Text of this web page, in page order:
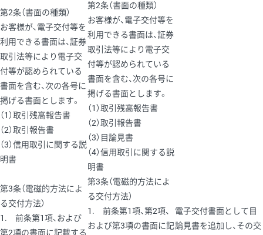
第2条（書面の種類）
お客様が、電子交付等を
利用できる書面は、証券
取引法等により電子交
付等が認められている
書面を含む、次の各号に
掲げる書面とします。
（1）取引残高報告書
（2）取引報告書
（3）信用取引に関する説
明書
第2条（書面の種類）
お客様が、電子交付等を
利用できる書面は、証券
取引法等により電子交
付等が認められている
書面を含む、次の各号に
掲げる書面とします。
（1）取引残高報告書
（2）取引報告書
（3）目論見書
（4）信用取引に関する説
明書
電子交付書面として目
論見書を追加し、その交
第3条（電磁的方法によ
る交付方法）
1. 前条第1項、および
第2項の書面に記載する
第3条（電磁的方法によ
る交付方法）
1. 前条第1項、第2項、
および第3項の書面に記